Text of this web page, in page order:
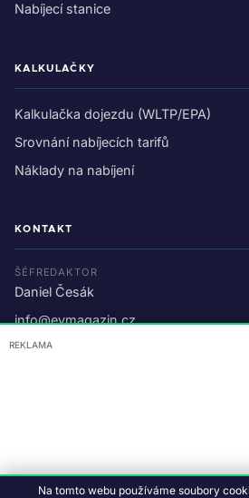
Nabíjecí stanice
KALKULAČKY
Kalkulačka dojezdu (WLTP/EPA)
Srovnání nabíjecích tarifů
Náklady na nabíjení
KONTAKT
ŠÉFREDAKTOR
Daniel Česák
info@evmagazin.cz
O nás
© 2026 EV Magazin.Podmínky a ochrana
REKLAMA
Na tomto webu používáme soubory